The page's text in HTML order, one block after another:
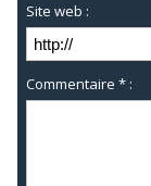
Site web :
Commentaire * :